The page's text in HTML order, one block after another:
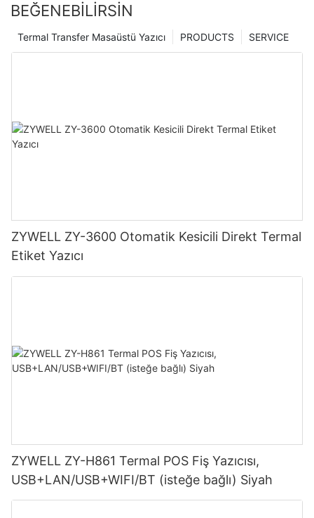
BEĞENEBILIRSIN
SERVICE
PRODUCTS
Termal Transfer Masaüstü Yazıcı
ZYWELL ZY-3600 Otomatik Kesicili Direkt Termal
Etiket Yazıcı
ZYWELL ZY-H861 Termal POS Fiş Yazıcısı,
USB+LAN/USB+WIFI/BT (isteğe bağlı) Siyah